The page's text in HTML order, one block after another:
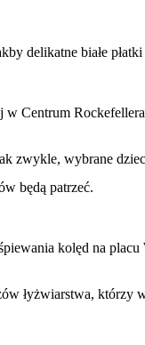
delikatne białe
w Centrum
zwykle, wybrane
będą patrzeć.
kolęd na
łyżwiarstwa, którzy